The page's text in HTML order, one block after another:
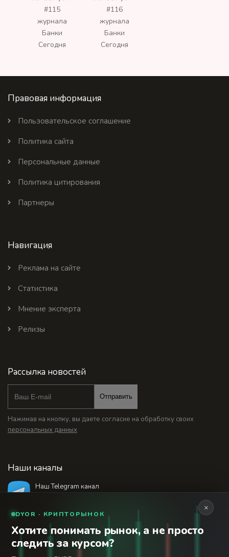
Правовая информация
Пользовательское соглашение
Политика сайта
Персональные данные
Политика цитирования
Партнеры
Навигация
Реклама на сайте
Статистика
Мнение эксперта
Релизы
Рассылка новостей
Отправить
Нажимая на кнопку, вы даете согласие на обработку своих
персональных данных
Наши каналы
Наш Telegram канал
18+
© 2026 Финансовый интернет-портал «Банки
Сегодня». Используя сайт BanksToday.net вы
×
DYOR · КРИПТОРЫНОК
Хотите понимать рынок, а не просто
следить за курсом?